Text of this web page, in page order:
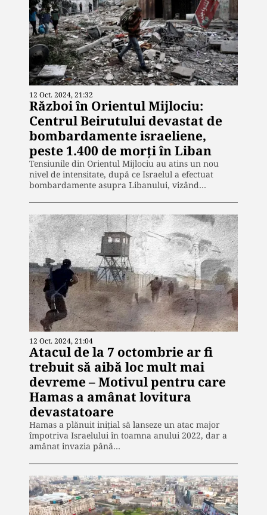
12 Oct. 2024, 21:32
Război în Orientul Mijlociu:
Centrul Beirutului devastat de
bombardamente israeliene,
peste 1.400 de morți în Liban
Tensiunile din Orientul Mijlociu au atins un nou
nivel de intensitate, după ce Israelul a efectuat
bombardamente asupra Libanului, vizând…
12 Oct. 2024, 21:04
Atacul de la 7 octombrie ar fi
trebuit să aibă loc mult mai
devreme – Motivul pentru care
Hamas a amânat lovitura
devastatoare
Hamas a plănuit inițial să lanseze un atac major
împotriva Israelului în toamna anului 2022, dar a
amânat invazia până…